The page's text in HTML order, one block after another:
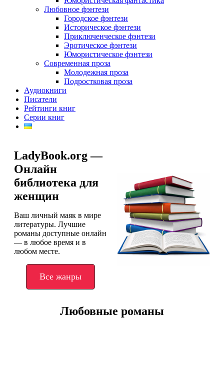
Любовное фэнтези
Городское фэнтези
Историческое фэнтези
Приключенческое фэнтези
Эротическое фэнтези
Юмористическое фэнтези
Современная проза
Молодежная проза
Подростковая проза
Аудиокниги
Писатели
Рейтинги книг
Серии книг
LadyBook.org —
Онлайн
библиотека для
женщин
Ваш личный маяк в мире
литературы. Лучшие
романы доступные онлайн
— в любое время и в
любом месте.
Все жанры
Любовные романы